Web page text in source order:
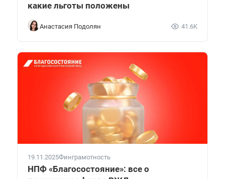
какие льготы положены
Анастасия Подолян 41.6K
19.11.2025Финграмотность
НПФ «Благосостояние»: все о